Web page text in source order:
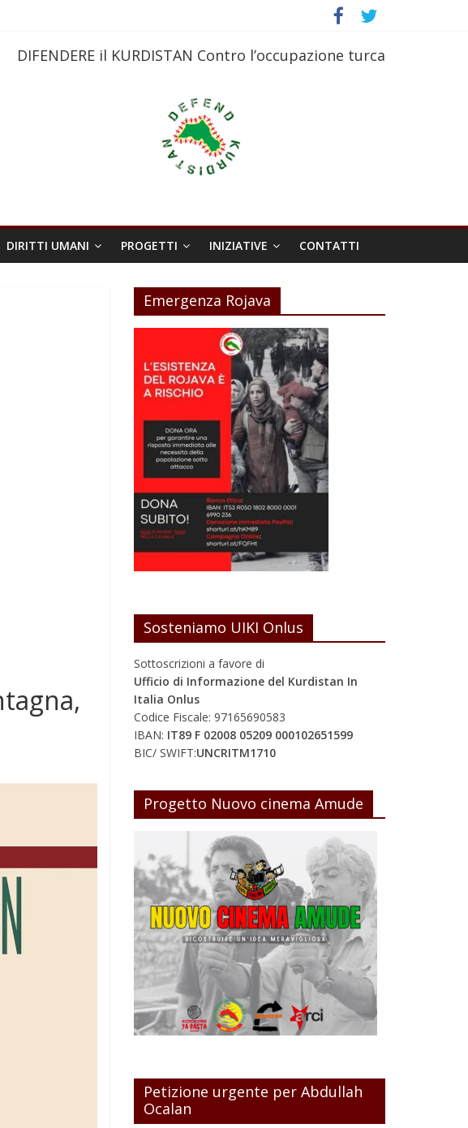
DIFENDERE il KURDISTAN Contro l’occupazione turca
DIRITTI UMANI PROGETTI INIZIATIVE CONTATTI
Emergenza Rojava
Sosteniamo UIKI Onlus
Sottoscrizioni a favore di
Ufficio di Informazione del Kurdistan In
Italia Onlus
Codice Fiscale: 97165690583
IBAN: IT89 F 02008 05209 000102651599
BIC/ SWIFT:UNCRITM1710
Progetto Nuovo cinema Amude
Petizione urgente per Abdullah
Ocalan